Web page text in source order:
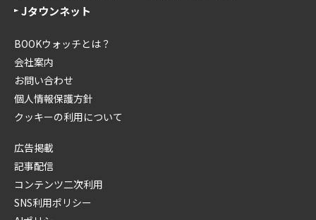
Jタウンネット
BOOKウォッチとは？
会社案内
お問い合わせ
個人情報保護方針
クッキーの利用について
広告掲載
記事配信
コンテンツ二次利用
SNS利用ポリシー